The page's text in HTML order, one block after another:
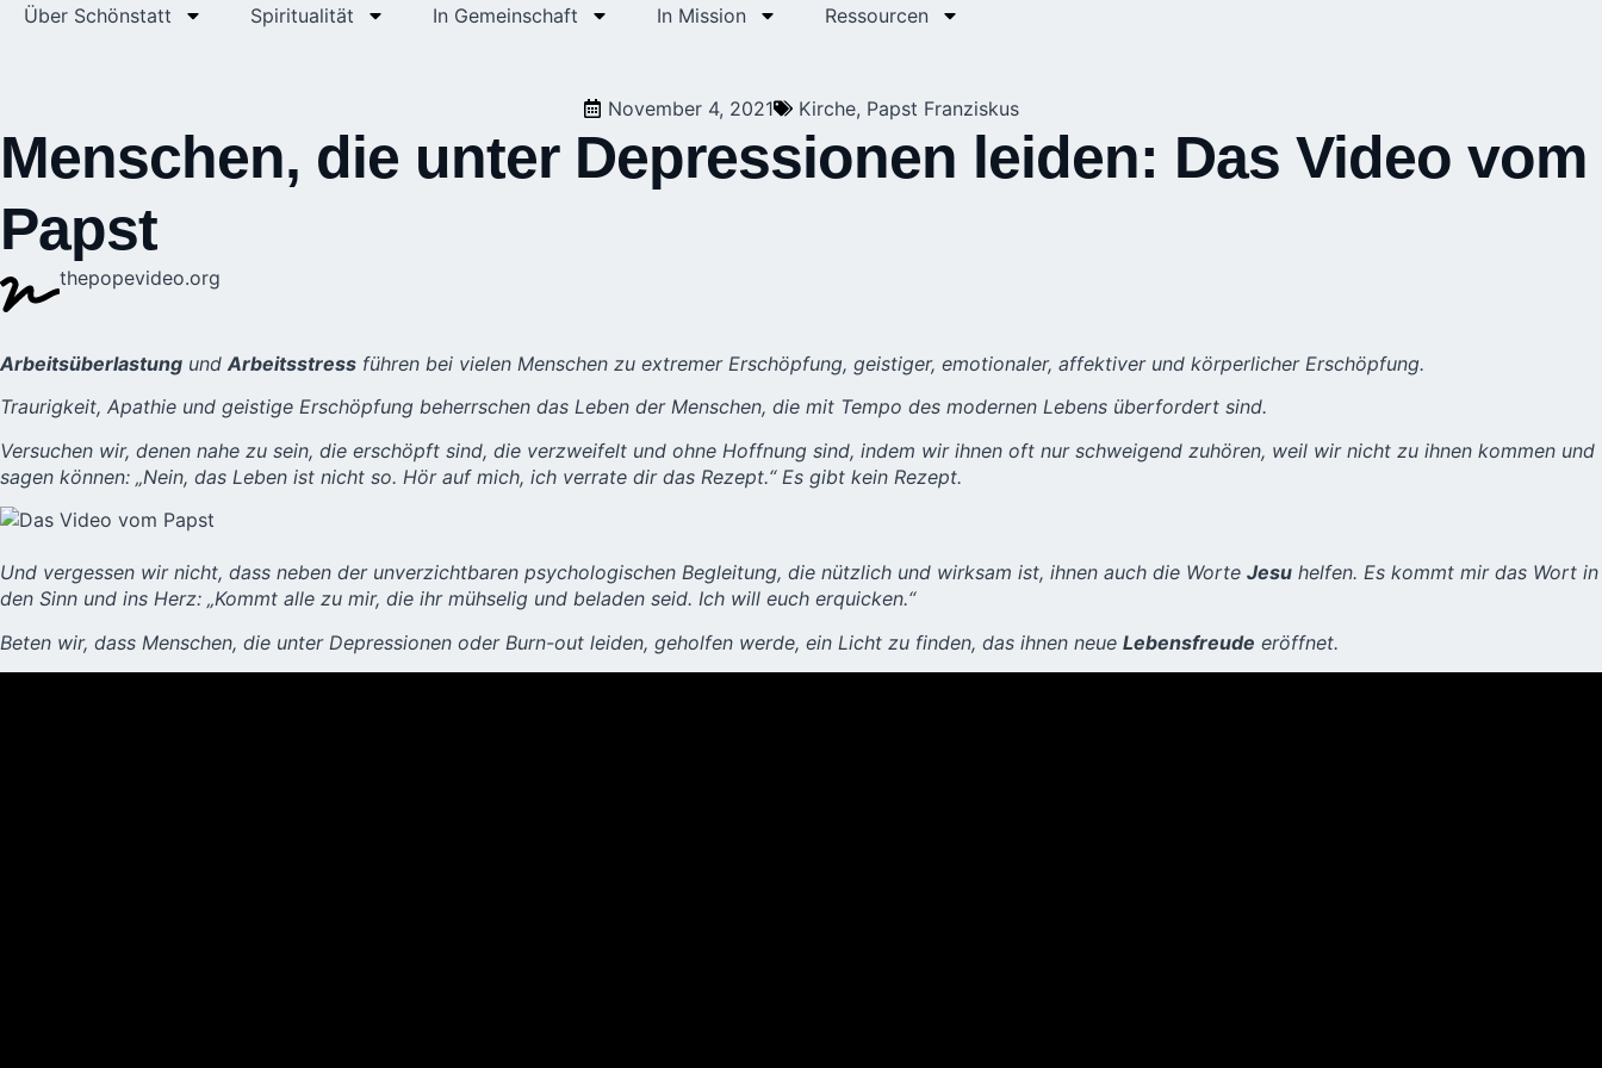
Über Schönstatt Spiritualität In Gemeinschaft In Mission Ressourcen
November 4, 2021 Kirche, Papst Franziskus
Menschen, die unter Depressionen leiden: Das Video vom
Papst
thepopevideo.org
Arbeitsüberlastung undArbeitsstress führen bei vielen Menschen zu extremer Erschöpfung, geistiger, emotionaler, affektiver und körperlicher Erschöpfung.
Traurigkeit, Apathie und geistige Erschöpfung beherrschen das Leben der Menschen, die mit Tempo des modernen Lebens überfordert sind.
Versuchen wir, denen nahe zu sein, die erschöpft sind, die verzweifelt und ohne Hoffnung sind, indem wir ihnen oft nur schweigend zuhören, weil wir nicht zu ihnen kommen und
sagen können: „Nein, das Leben ist nicht so. Hör auf mich, ich verrate dir das Rezept.“ Es gibt kein Rezept.
Und vergessen wir nicht, dass neben der unverzichtbaren psychologischen Begleitung, die nützlich und wirksam ist, ihnen auch die Worte Jesu helfen. Es kommt mir das Wort in
den Sinn und ins Herz: „Kommt alle zu mir, die ihr mühselig und beladen seid. Ich will euch erquicken.“
Beten wir, dass Menschen, die unter Depressionen oder Burn-out leiden, geholfen werde, ein Licht zu finden, das ihnen neue Lebensfreude eröffnet.